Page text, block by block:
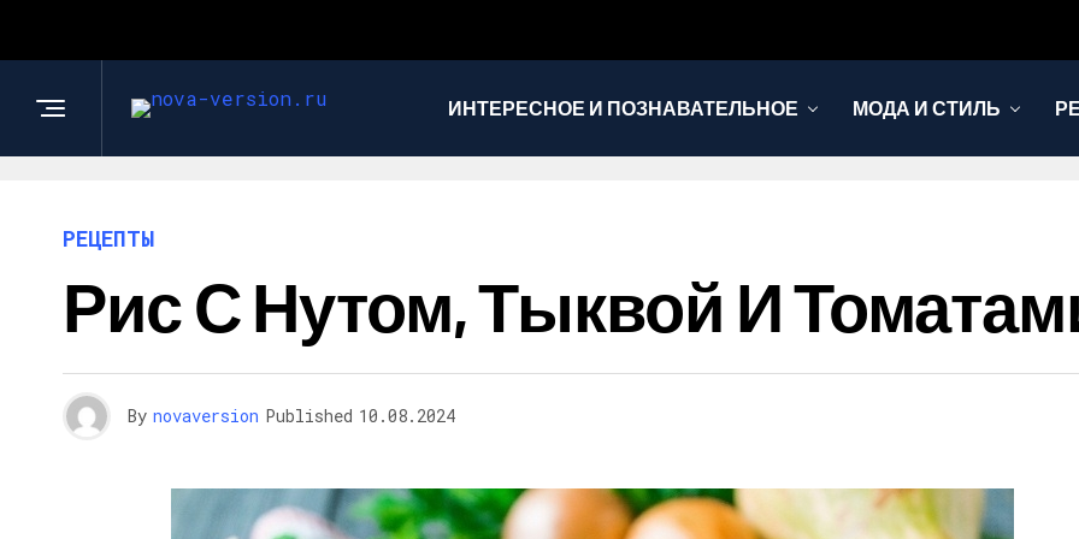
ИНТЕРЕСНОЕ И ПОЗНАВАТЕЛЬНОЕ МОДА И СТИЛЬ
РЕЦЕПТЫ
Рис С Нутом, Тыквой И
By novaversion Published 10.08.2024